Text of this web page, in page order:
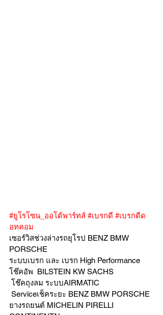
#ยูโรโซน_ออโต้พาร์ทส์ #เบรกดี #เบรกดีด
อทคอม
เซอร์วิสช่วงล่างรถยุโรป BENZ BMW
PORSCHE
ระบบเบรก และ เบรก High Performance
โช๊คอัพ  BILSTEIN KW SACHS
โช๊คถุงลม ระบบAIRMATIC
Serviceเช็คระยะ BENZ BMW PORSCHE
ยางรถยนต์ MICHELIN PIRELLI